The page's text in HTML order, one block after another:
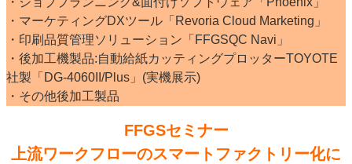
・マーケティングDXツール「Revoria Cloud Marketing」
・印刷品質管理ソリューション「FFGSQC Navi」
・後加工機製品:自動給紙カッティングプロッターTOYOTE
社製「DG-4060II/Plus」(実機展示)
・その他後加工製品
FFGSセミナー
上流ワークフローのスマートファクトリー化に